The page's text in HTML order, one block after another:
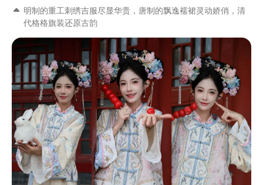
明制的重工刺绣吉服尽显华贵，唐制的飘逸襦裙灵动娇俏，清
代格格旗装还原古韵